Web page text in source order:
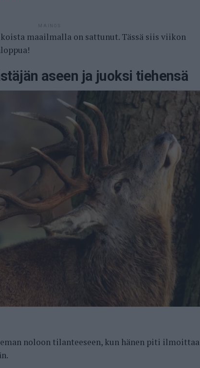
MAINOS
maailmalla on sattunut. Tässä siis viikon
aseen ja juoksi tiehensä
noloon tilanteeseen, kun hänen piti ilmoittaa